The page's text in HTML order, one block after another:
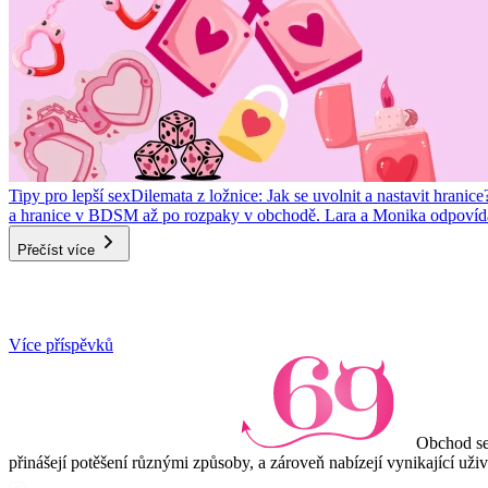
Tipy pro lepší sexDilemata z ložnice: Jak se uvolnit a nastavit
a hranice v BDSM až po rozpaky v obchodě. Lara a Monika
Přečíst více
Item
Více příspěvků
Obchod
přinášejí potěšení různými způsoby, a zároveň nabízejí vynikající